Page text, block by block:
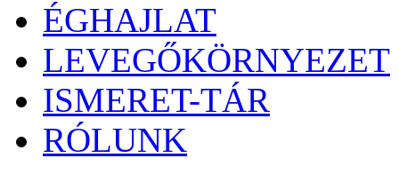
ÉGHAJLAT
LEVEGŐKÖRNYEZET
ISMERET-TÁR
RÓLUNK